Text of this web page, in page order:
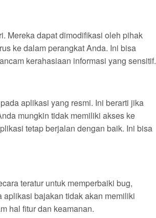
Mereka dapat dimodifikasi oleh pihak
ke dalam perangkat Anda. Ini bisa
kerahasiaan informasi yang sensitif.
aplikasi yang resmi. Ini berarti jika
mungkin tidak memiliki akses ke
tetap berjalan dengan baik. Ini bisa
teratur untuk memperbaiki bug,
aplikasi bajakan tidak akan memiliki
hal fitur dan keamanan.